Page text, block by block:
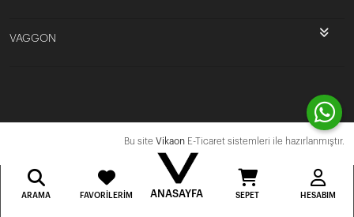
VAGGON
Bu site Vikaon E-Ticaret sistemleri ile hazırlanmıştır.
ARAMA FAVORILERIM ANASAYFA SEPET HESABIM